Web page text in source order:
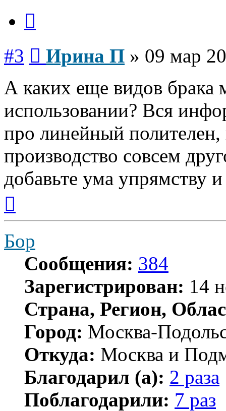
#3 Ирина П » 09 мар
А каких еще видов брака
использовании? Вся
про линейный полителен,
производство совсем
добавьте ума упрямству
началу
Бор
Сообщения: 384
Зарегистрирован: 14
Страна, Регион,
Город: Москва-
Откуда: Москва и
Благодарил (а): 2 раза
Поблагодарили: 7 раз